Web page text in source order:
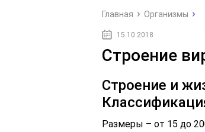
Главная Организмы
15.10.2018
Строение
Строение и
Размеры – от 15 до